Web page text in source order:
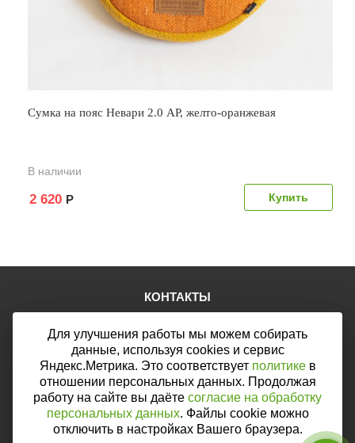
Сумка на пояс Невари 2.0 AP, желто-оранжевая
В наличии
2 620 Р
КОНТАКТЫ
E-mail:mail@web46.ru
Мы в соцсетях:
Мы принимаем к оплате:
Для улучшения работы мы можем собирать
данные, используя cookies и сервис
Яндекс.Метрика. Это соответствует политикев
отношении персональных данных. Продолжая
работу на сайте вы даёте согласие на обработку
персональных данных. Файлы cookie можно
отключить в настройках Вашего браузера.